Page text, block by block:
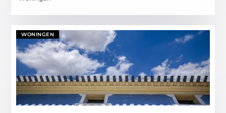
WONINGEN